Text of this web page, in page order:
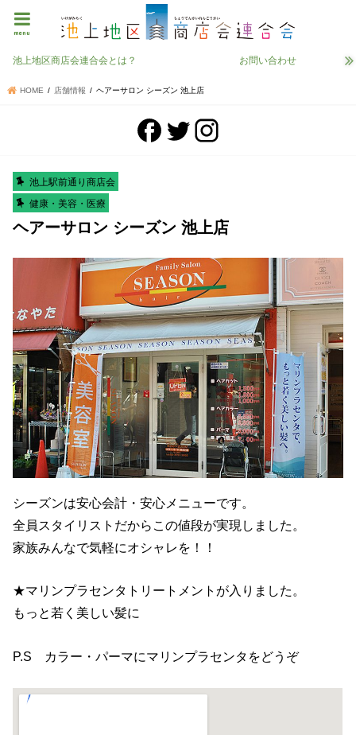
menu
池上地区商店会連合会とは？ お問い合わせ
HOME 店舗情報 ヘアーサロン シーズン 池上店
池上駅前通り商店会
健康・美容・医療
ヘアーサロン シーズン 池上店
シーズンは安心会計・安心メニューです。
全員スタイリストだからこの値段が実現しました。
家族みんなで気軽にオシャレを！！
★マリンプラセンタトリートメントが入りました。
もっと若く美しい髪に
P.S カラー・パーマにマリンプラセンタをどうぞ